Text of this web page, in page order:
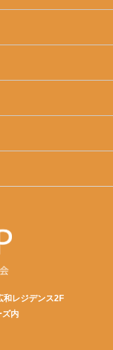
和レジデンス2F
ズ内